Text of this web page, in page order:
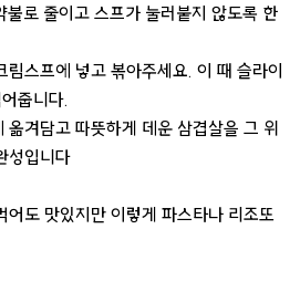
로 줄이고 스프가 눌러붙지 않도록 한
스프에 넣고 볶아주세요. 이 때 슬라이
줍니다.
겨담고 따뜻하게 데운 삼겹살을 그 위
성입니다
어도 맛있지만 이렇게 파스타나 리조또